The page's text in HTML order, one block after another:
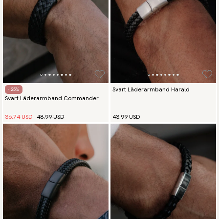
- 25%
Svart Läderarmband Commander
36.74 USD 48.99 USD
Svart Läderarmband Harald
43.99 USD